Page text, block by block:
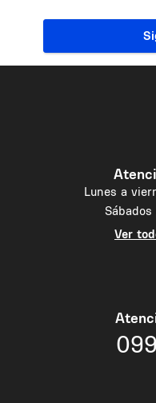
Lunes a
Ver